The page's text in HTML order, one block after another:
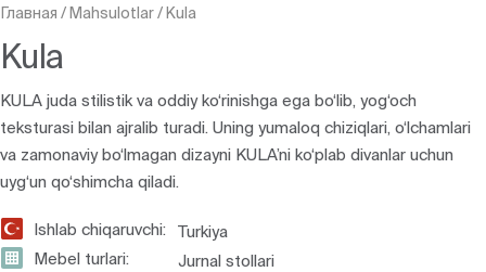
Главная / Mahsulotlar/ Kula
Kula
KULA juda stilistik va oddiy ko‘rinishga ega bo‘lib, yog‘och
teksturasi bilan ajralib turadi. Uning yumaloq chiziqlari, o‘lchamlari
va zamonaviy bo‘lmagan dizayni KULA’ni ko‘plab divanlar uchun
uyg‘un qo‘shimcha qiladi.
Ishlab chiqaruvchi:
Turkiya
Mebel turlari:
Jurnal stollari